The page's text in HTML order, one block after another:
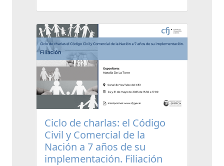
Ciclo de charlas: el Código
Civil y Comercial de la
Nación a 7 años de su
implementación. Filiación